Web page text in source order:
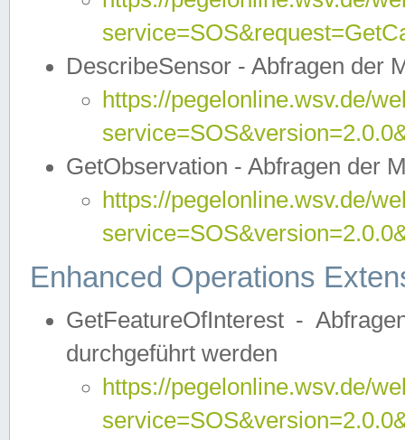
DescribeSensor - Abfragen der
https://pegelonline.wsv.de/
GetObservation - Abfragen der
https://pegelonline.wsv.de/
Enhanced Operations
GetFeatureOfInterest -
durchgeführt werden
https://pegelonline.wsv.de/